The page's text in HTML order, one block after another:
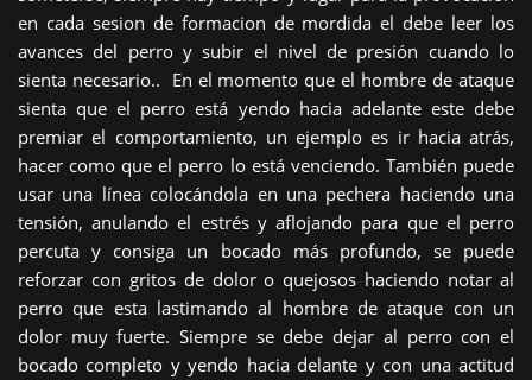
en cada sesion de formacion de mordida el debe leer los
avances del perro y subir el nivel de presión cuando lo
sienta necesario.. En el momento que el hombre de ataque
sienta que el perro está yendo hacia adelante este debe
premiar el comportamiento, un ejemplo es ir hacia atrás,
hacer como que el perro lo está venciendo. También puede
usar una línea colocándola en una pechera haciendo una
tensión, anulando el estrés y aflojando para que el perro
percuta y consiga un bocado más profundo, se puede
reforzar con gritos de dolor o quejosos haciendo notar al
perro que esta lastimando al hombre de ataque con un
dolor muy fuerte. Siempre se debe dejar al perro con el
bocado completo y yendo hacia delante y con una actitud